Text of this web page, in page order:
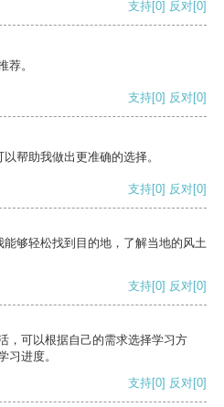
支持[0] 反对[0]
荐。
支持[0] 反对[0]
帮助我做出更准确的选择。
支持[0] 反对[0]
够轻松找到目的地，了解当地的风土
支持[0] 反对[0]
，可以根据自己的需求选择学习方
习进度。
支持[0] 反对[0]